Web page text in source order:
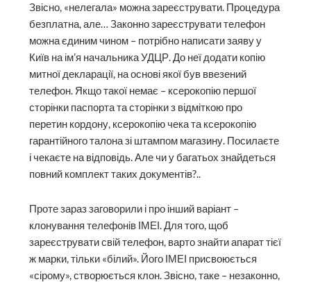
Звісно, «нелегала» можна зареєструвати. Процедура
безплатна, але… Законно зареєструвати телефон
можна єдиним чином – потрібно написати заяву у
Київ на ім’я начальника УДЦР. До неї додати копію
митної декларації, на основі якої був ввезений
телефон. Якщо такої немає – ксерокопію першої
сторінки паспорта та сторінки з відміткою про
перетин кордону, ксерокопію чека та ксерокопію
гарантійного талона зі штампом магазину. Посилаєте
і чекаєте на відповідь. Але чи у багатьох знайдеться
повний комплект таких документів?..
Проте зараз заговорили і про інший варіант –
клонування телефонів ІМЕІ. Для того, щоб
зареєструвати свій телефон, варто знайти апарат тієї
ж марки, тільки «білий». Його ІМЕІ присвоюється
«сірому», створюється клон. Звісно, таке – незаконно,